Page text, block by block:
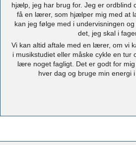
hjælp, jeg har brug for. Jeg er ordblind
få en lærer, som hjælper mig med at
kan jeg følge med i undervisningen
det, jeg skal i
Vi kan altid aftale med en lærer, om vi
i musikstudiet eller måske cykle en tur
lære noget fagligt. Det er godt for
hver dag og bruge min energi